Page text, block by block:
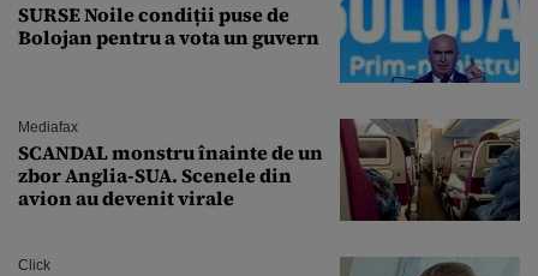
SURSE Noile condiții puse de
Bolojan pentru a vota un guvern
Mediafax
SCANDAL monstru înainte de un
zbor Anglia-SUA. Scenele din
avion au devenit virale
Click